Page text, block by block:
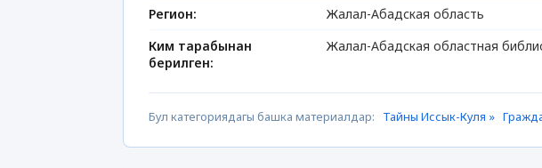
Регион:
Жалал-Абадская область
Ким тарабынан
берилген:
Жалал-Абадская областная
Бул категориядагы башка материалдар: Тайны Иссык-Куля »